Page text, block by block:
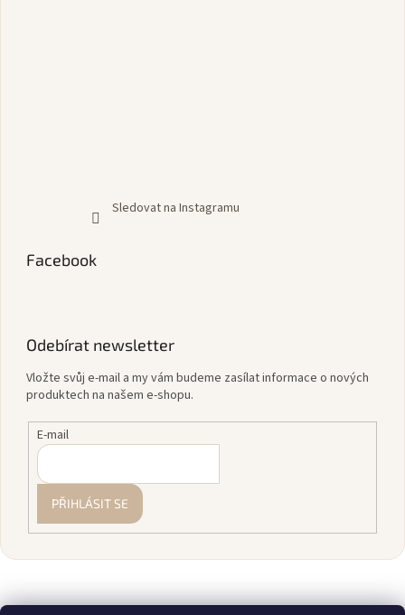
Sledovat na Instagramu
Facebook
Odebírat newsletter
Vložte svůj e-mail a my vám budeme zasílat informace o nových
produktech na našem e-shopu.
E-mail
PŘIHLÁSIT SE